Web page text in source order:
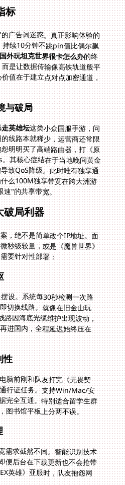
标
广告词迷惑。真正影响体验的
持续10分钟不跳pin值比偶尔飙
国外玩坦克世界很卡怎么办的终
极解法：不是简单提速，而是让数据传输像高铁轨道般平
直稳定。专线加速的核心价值在于建立点对点加密通道，
与破局
英雄坛这类小众国服手游，问
题更加复杂。南美到亚洲的线路本就稀少，运营商还常限
制国际带宽。很多玩家抱怨明明买了高端路由器，打《原
神》国服仍会突然460ms。其核心症结在于当地晚间黄金
时段，海底光缆负载剧增导致QoS降级。此时唯有独享通
道能突破限流，这也是为什么100M独享带宽在跨大洲游
速"的共享带宽。
破局利器
，绝不是简单改个IP地址。面
秒级较量，或是《魔兽世界》
要针对性部署：
设。系统每30秒检测一次路
切换线路。就像在旧金山玩
路因海底光缆维护出现波动，
进国内，全程延迟始终压在
性
脑前刚和队友打完《无畏契
行证任务。支持Win/Mac/安
全互通。特别适合留学生群
书馆平板上分两不误。
需求截然不同。智能识别技术
便后台在下载更新也不会抢带
英雄》亚服时，队友抱怨网